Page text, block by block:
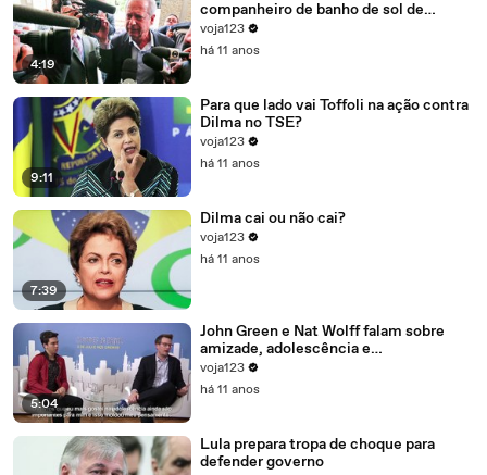
4:19
companheiro de banho de sol de
Marcelo Odebrecht e Cia.
voja123
há 11 anos
9:11
Para que lado vai Toffoli na ação contra
Dilma no TSE?
voja123
há 11 anos
7:39
Dilma cai ou não cai?
voja123
há 11 anos
5:04
John Green e Nat Wolff falam sobre
amizade, adolescência e
amadurecimento
voja123
há 11 anos
Lula prepara tropa de choque para
defender governo